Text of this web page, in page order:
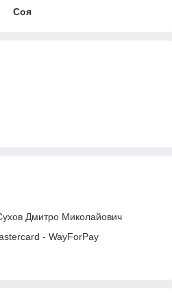
Соя
Дмитро Миколайович
- WayForPay